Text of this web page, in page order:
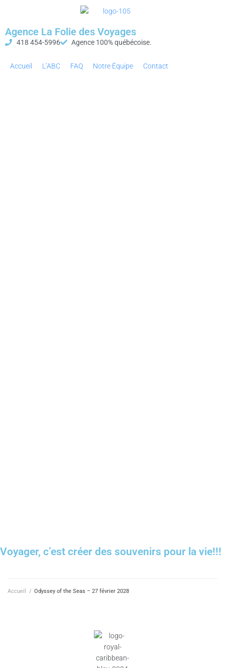
Agence La Folie des Voyages
418 454-5996 Agence 100% québécoise.
Accueil L’ABC FAQ Notre Équipe Contact
Voyager, c’est créer des souvenirs pour la vie!!!
Accueil / Odyssey of the Seas – 27 février 2028